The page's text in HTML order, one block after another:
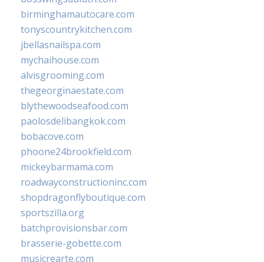
birminghamautocare.com
tonyscountrykitchen.com
jbellasnailspa.com
mychaihouse.com
alvisgrooming.com
thegeorginaestate.com
blythewoodseafood.com
paolosdelibangkok.com
bobacove.com
phoone24brookfield.com
mickeybarmama.com
roadwayconstructioninc.com
shopdragonflyboutique.com
sportszilla.org
batchprovisionsbar.com
brasserie-gobette.com
musicrearte.com